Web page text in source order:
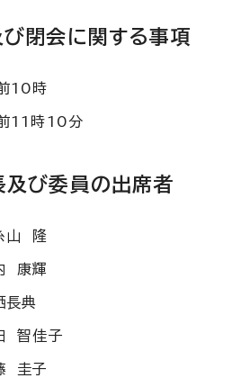
閉会に関する事項
10時
11時10分
び委員の出席者
山 隆
康輝
長典
智佳子
圭子